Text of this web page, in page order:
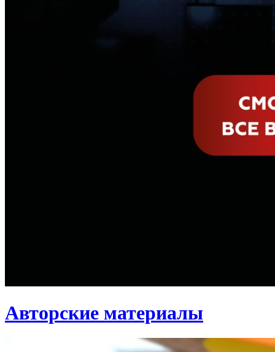
Авторские материалы